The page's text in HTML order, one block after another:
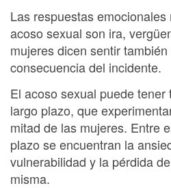
Las respuestas
acoso sexual son ira,
mujeres dicen sentir
consecuencia del incidente.
El acoso sexual puede
largo plazo, que
mitad de las mujeres. Entre
plazo se encuentran la
vulnerabilidad y la pérdida
misma.